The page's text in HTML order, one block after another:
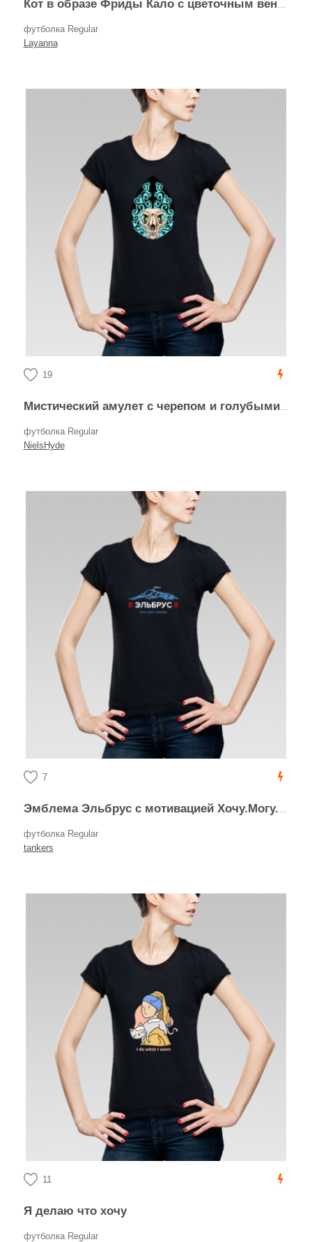
Кот в образе Фриды Кало с цветочным венком
футболка Regular
Layanna
19
Мистический амулет с черепом и голубыми узорами
футболка Regular
NielsHyde
7
Эмблема Эльбрус с мотивацией Хочу.Могу.Взойду
футболка Regular
tankers
11
Я делаю что хочу
футболка Regular